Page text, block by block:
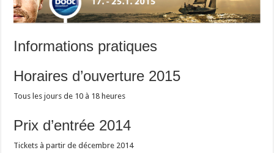
Informations pratiques
Horaires d’ouverture 2015
Tous les jours de 10 à 18 heures
Prix d’entrée 2014
Tickets à partir de décembre 2014